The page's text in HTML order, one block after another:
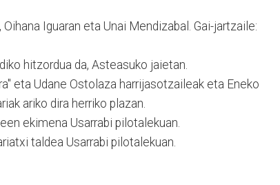
Iguaran eta Unai Mendizabal. Gai-jartzaile:
hitzordua da, Asteasuko jaietan.
eta Udane Ostolaza harrijasotzaileak eta Eneko
ariko dira herriko plazan.
ekimena Usarrabi pilotalekuan.
taldea Usarrabi pilotalekuan.